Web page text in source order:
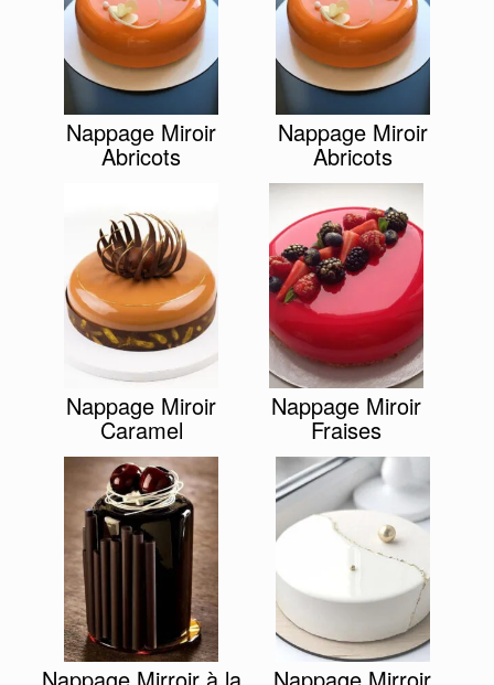
Nappage Miroir
Abricots
Nappage Miroir
Abricots
Nappage Miroir
Caramel
Nappage Miroir
Fraises
Nappage Mirroir à la Nappage Mirroir